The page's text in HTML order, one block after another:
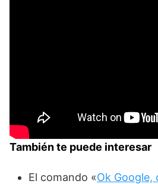
También te puede interesar
El comando «Ok Google,